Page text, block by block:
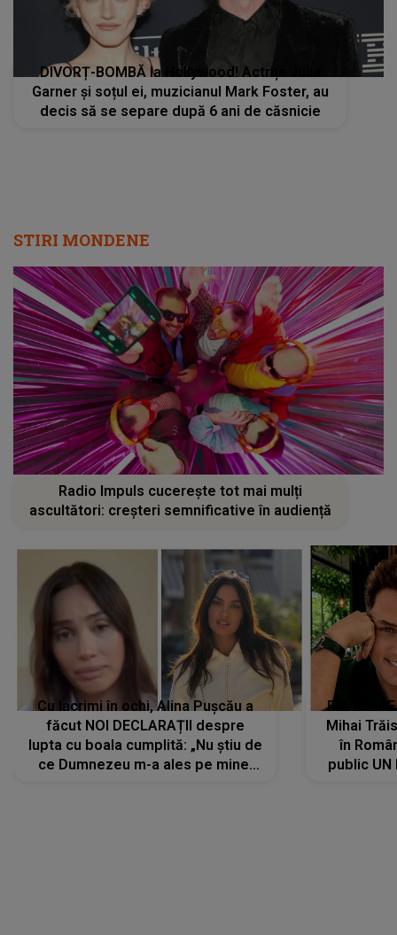
DIVORȚ-BOMBĂ la Hollywood! Actrița Julia
Garner și soțul ei, muzicianul Mark Foster, au
decis să se separe după 6 ani de căsnicie
STIRI MONDENE
Radio Impuls cucerește tot mai mulți
ascultători: creșteri semnificative în audiență
Cu lacrimi în ochi, Alina Pușcău a
făcut NOI DECLARAȚII despre
lupta cu boala cumplită: „Nu știu de
ce Dumnezeu m-a ales pe mine.
Mihai
în
public UN